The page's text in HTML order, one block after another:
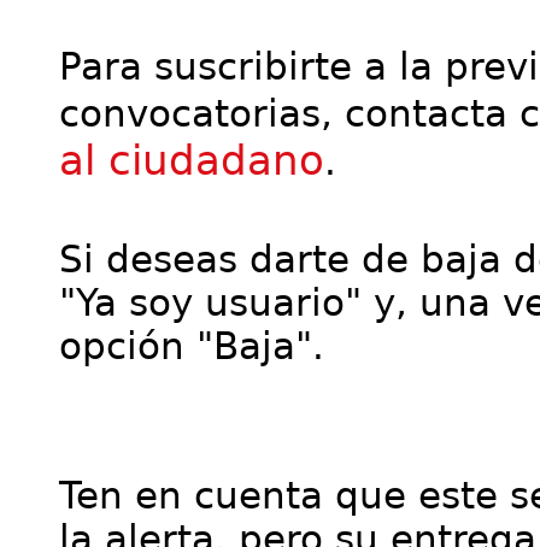
Para suscribirte a la
convocatorias, contacta
al ciudadano.
Si deseas darte de baja
"Ya soy usuario" y, una
opción "Baja".
Ten en cuenta que este